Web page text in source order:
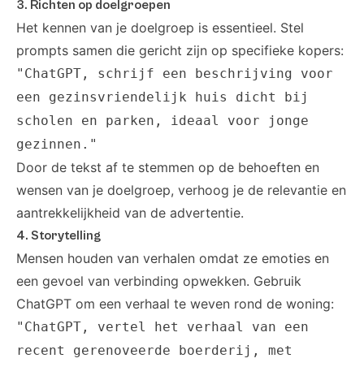
3. Richten op doelgroepen
Het kennen van je doelgroep is essentieel. Stel
prompts samen die gericht zijn op specifieke kopers:
"ChatGPT, schrijf een beschrijving voor
een gezinsvriendelijk huis dicht bij
scholen en parken, ideaal voor jonge
gezinnen."
Door de tekst af te stemmen op de behoeften en
wensen van je doelgroep, verhoog je de relevantie en
aantrekkelijkheid van de advertentie.
4. Storytelling
Mensen houden van verhalen omdat ze emoties en
een gevoel van verbinding opwekken. Gebruik
ChatGPT om een verhaal te weven rond de woning:
"ChatGPT, vertel het verhaal van een
recent gerenoveerde boerderij, met